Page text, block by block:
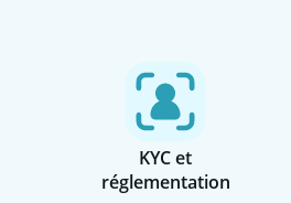
KYC et
réglementation